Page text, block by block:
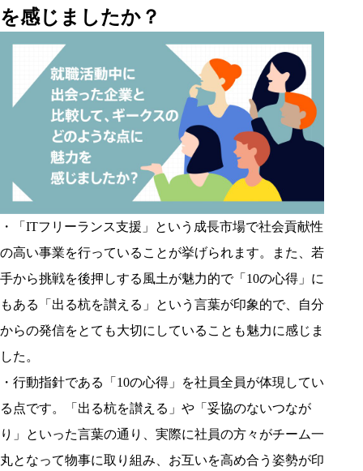
を感じましたか？
・「ITフリーランス支援」という成長市場で社会貢献性
の高い事業を行っていることが挙げられます。また、若
手から挑戦を後押しする風土が魅力的で「10の心得」に
もある「出る杭を讃える」という言葉が印象的で、自分
からの発信をとても大切にしていることも魅力に感じま
した。
・行動指針である「10の心得」を社員全員が体現してい
る点です。「出る杭を讃える」や「妥協のないつなが
り」といった言葉の通り、実際に社員の方々がチーム一
丸となって物事に取り組み、お互いを高め合う姿勢が印